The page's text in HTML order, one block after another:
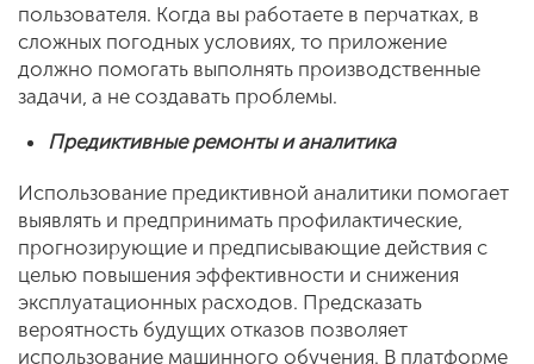
пользователя. Когда вы работаете в перчатках, в
сложных погодных условиях, то приложение
должно помогать выполнять производственные
задачи, а не создавать проблемы.
Предиктивные ремонты и аналитика
Использование предиктивной аналитики помогает
выявлять и предпринимать профилактические,
прогнозирующие и предписывающие действия с
целью повышения эффективности и снижения
эксплуатационных расходов. Предсказать
вероятность будущих отказов позволяет
использование машинного обучения. В платформе